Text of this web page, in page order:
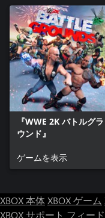
『WWE 2K バトルグラ
ウンド』
ゲームを表示
XBOX 本体XBOX ゲーム
XBOX サポート フィー